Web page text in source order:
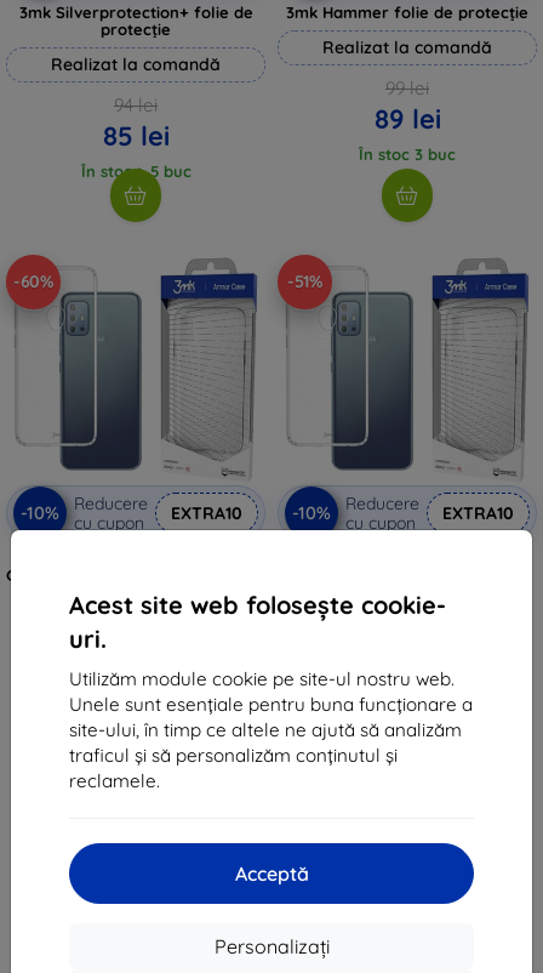
Acest site web folosește cookie-
uri.
Utilizăm module cookie pe site-ul nostru web.
Unele sunt esențiale pentru buna funcționare a
site-ului, în timp ce altele ne ajută să analizăm
traficul și să personalizăm conținutul și
reclamele.
Acceptă
Personalizați
3mk Silverprotection+ folie de
protecție
Realizat la comandă
94 lei
85 lei
În stoc > 5 buc
3mk Hammer folie de protecție
Realizat la comandă
99 lei
89 lei
În stoc 3 buc
-60%
-10%
Reducere
cu cupon
EXTRA10
G20 5G husă Armor, transparentă
5903108435741
70 lei
28 lei
În stoc 2 buc
-51%
-10%
Reducere
cu cupon
EXTRA10
70 lei
34 lei
din total
«